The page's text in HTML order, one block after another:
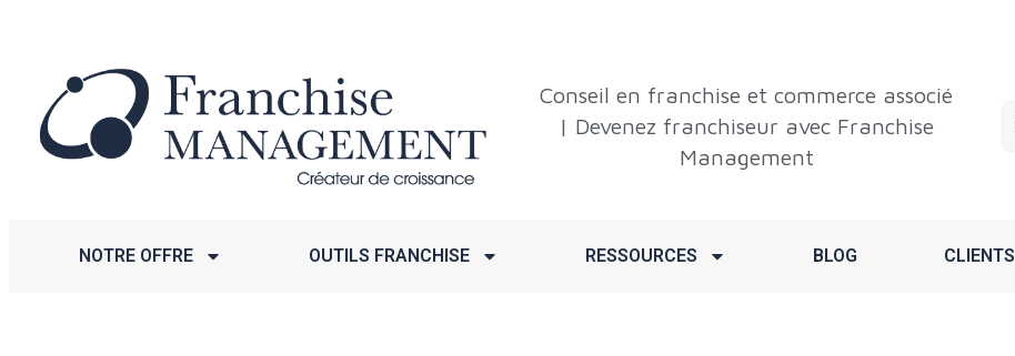
Conseil en franchise et commerce associé
| Devenez franchiseur avec Franchise
Management
NOTRE OFFRE OUTILS FRANCHISE RESSOURCES BLOG CLIENTS